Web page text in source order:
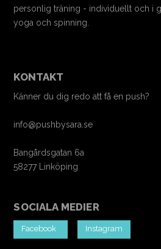
personlig träning - individuellt och i
yoga och spinning.
KONTAKT
Känner du dig redo att få en push?
info@pushbysara.se
Bangårdsgatan 6a
58277 Linköping
SOCIALA MEDIER
Facebook Instagram